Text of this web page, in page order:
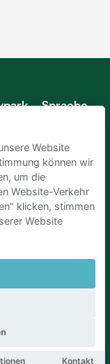
Sprache
Spanisch
Französisch
Italienisch
Niederländisch
amsterdam
Website
können wir
um die
Website-Verkehr
klicken, stimmen
Website
Kontakt